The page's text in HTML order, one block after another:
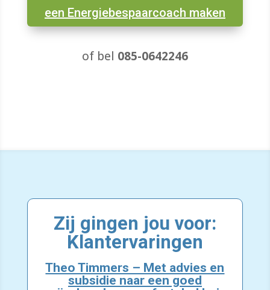
een Energiebespaarcoach maken
of bel 085-0642246
Zij gingen jou voor:
Klantervaringen
Theo Timmers – Met advies en
subsidie naar een goed